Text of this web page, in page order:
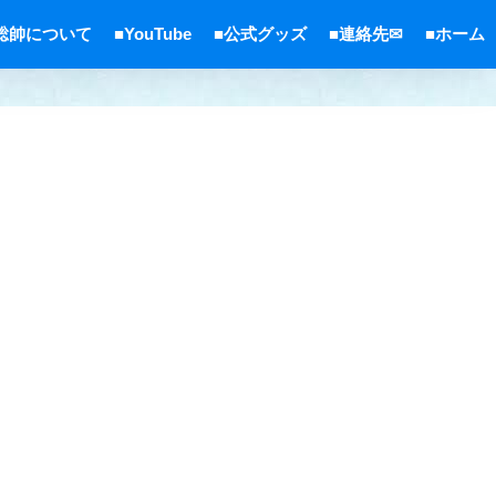
帥について ■YouTube ■公式グッズ ■連絡先✉ ■ホーム